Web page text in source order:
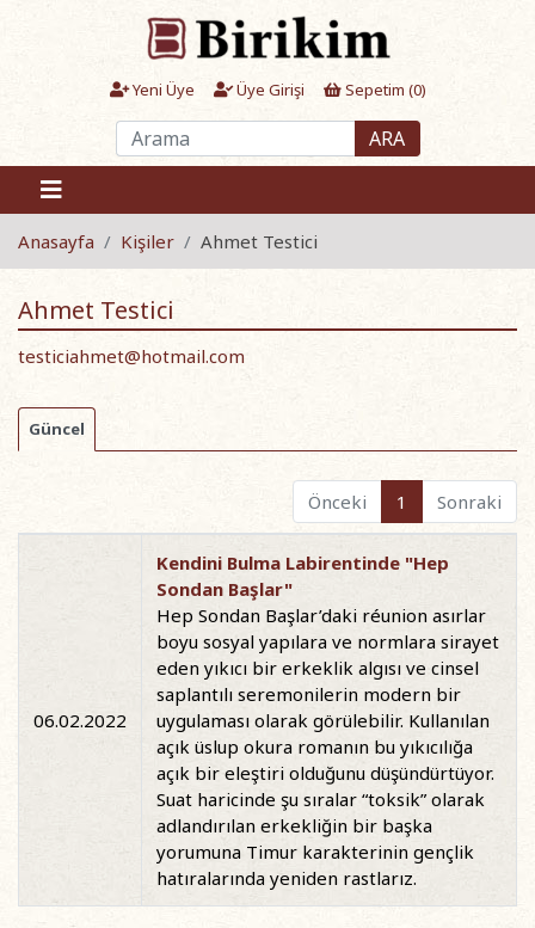
Yeni Üye Üye Girişi Sepetim (0)
ARA
Anasayfa Kişiler Ahmet Testici
Ahmet Testici
testiciahmet@hotmail.com
Güncel
Önceki 1 Sonraki
06.02.2022
Kendini Bulma Labirentinde "Hep
Sondan Başlar"
Hep Sondan Başlar’daki réunion asırlar
boyu sosyal yapılara ve normlara sirayet
eden yıkıcı bir erkeklik algısı ve cinsel
saplantılı seremonilerin modern bir
uygulaması olarak görülebilir. Kullanılan
açık üslup okura romanın bu yıkıcılığa
açık bir eleştiri olduğunu düşündürtüyor.
Suat haricinde şu sıralar “toksik” olarak
adlandırılan erkekliğin bir başka
yorumuna Timur karakterinin gençlik
hatıralarında yeniden rastlarız.